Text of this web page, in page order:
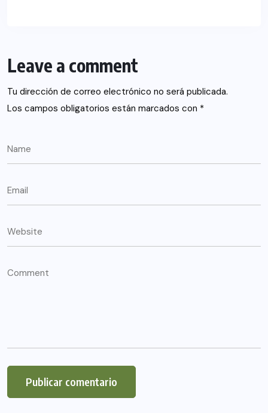
Leave a comment
Tu dirección de correo electrónico no será publicada.
Los campos obligatorios están marcados con *